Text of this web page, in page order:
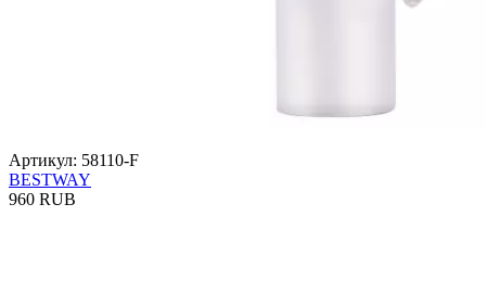
Артикул: 58110-F
BESTWAY
960 RUB